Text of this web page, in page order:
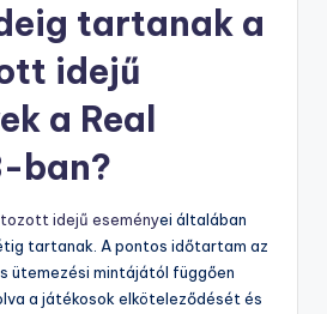
tartanak a
idejű
a Real
ban?
idejű eseményei általában
tartanak. A pontos időtartam az
ütemezési mintájától függően
a játékosok elköteleződését és